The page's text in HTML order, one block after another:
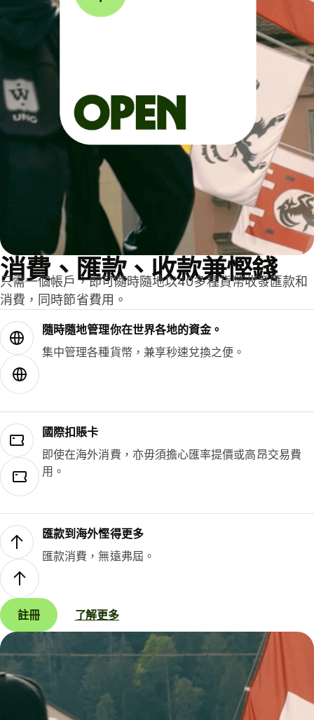
消費、匯款、收款兼慳錢
只需一個帳戶，即可隨時隨地以40多種貨幣收發匯款和
消費，同時節省費用。
隨時隨地管理你在世界各地的資金。
集中管理各種貨幣，兼享秒速兌換之便。
國際扣賬卡
即使在海外消費，亦毋須擔心匯率提價或高昂交易費
用。
匯款到海外慳得更多
匯款消費，無遠弗屆。
註冊 了解更多